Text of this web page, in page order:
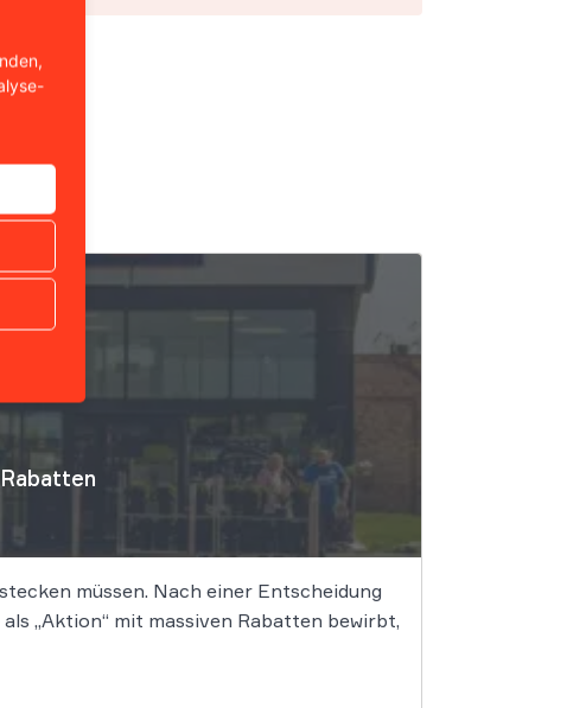
müssen. Nach einer Entscheidung
„Aktion“ mit massiven Rabatten bewirbt,